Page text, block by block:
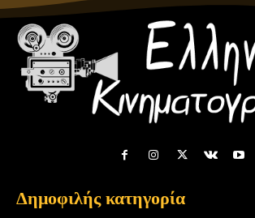
Δημοφιλής κατηγορία